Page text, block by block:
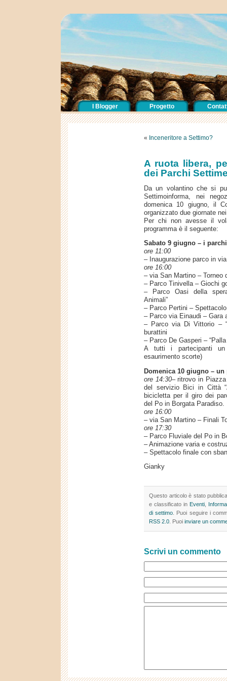
I Blogger Progetto
« Inceneritore a Settimo?
A ruota libera,
dei Parchi
Da un volantino che si
Settimoinforma, nei
domenica 10 giugno, il
organizzato due giornate
Per chi non avesse il
programma è il seguente:
Sabato 9 giugno – i
ore 11:00
– Inaugurazione parco in
ore 16:00
– via San Martino – Torneo
– Parco Tinivella – Giochi
– Parco Oasi della
Animali”
– Parco Pertini – Spettacolo
– Parco via Einaudi – Gara
– Parco via Di Vittorio –
burattini
– Parco De Gasperi – “Palla
A tutti i partecipanti un
esaurimento scorte)
Domenica 10 giugno –
ore 14:30– ritrovo in Piazza
del servizio Bici in Città
bicicletta per il giro dei
del Po in Borgata Paradiso.
ore 16:00
– via San Martino – Finali
ore 17:30
– Parco Fluviale del Po in
– Animazione varia e
– Spettacolo finale con
Gianky
Questo articolo è stato
e classificato in Eventi
di settimo . Puoi seguire i
RSS 2.0 . Puoi inviare un
Scrivi un commento